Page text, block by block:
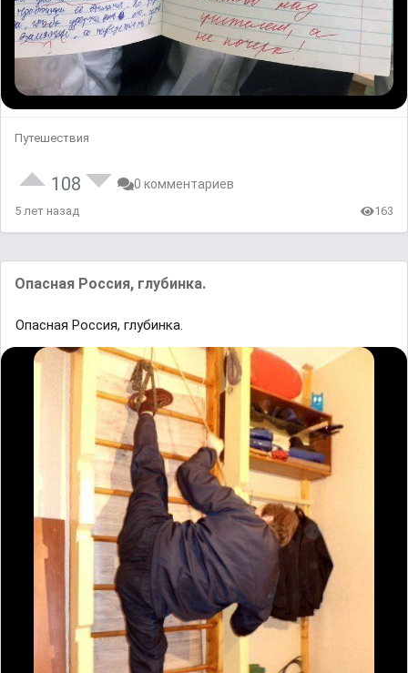
Путешествия
108 0 комментариев
5 лет назад 163
Опасная Россия, глубинка.
Опасная Россия, глубинка.